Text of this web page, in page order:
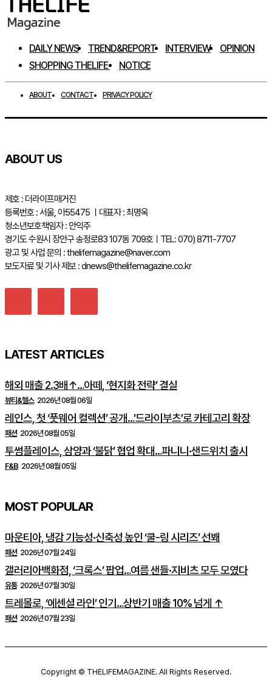
DAILY NEWS TREND&REPORT INTERVIEW
OPINION
SHOPPING THELIFE
NOTICE
ABOUT CONTACT PRIVACY POLICY
ABOUT US
제호 : 더라이프매거진
등록번호 : 서울, 아55475 ㅣ대표자 : 최명옥
청소년보호책임자 : 안익주
경기도 수원시 장안구 송정로83 107동 709호ㅣTEL: 070) 8711-7707
광고 및 사업 문의 : thelifemagazine@naver.com
보도자료 및 기사 제보 : dnews@thelifemagazine.co.kr
LATEST ARTICLES
해외 매출 2.3배↑…아떼, ‘현지화 전략’ 결실
뷰티&헬스 2026년 08월 06일
레인스, 첫 ‘풋웨어 컬렉션’ 공개…’드라이부츠’로 카테고리 확장
패션 2026년 08월 05일
투썸플레이스, 삼양과 ‘불닭’ 협업 확대…파니니·샌드위치 출시
F&B 2026년 08월 05일
MOST POPULAR
마운티아, 냉감 기능성·신축성 높인 ‘쿨-링 시리즈’ 선봬
패션 2026년 07월 24일
갤러리아백화점, ‘크록스’ 팝업…여름 샌들·지비츠 모두 모였다
유통 2026년 07월 30일
트레몰로, ‘에센셜 라인’ 인기…상반기 매출 10% 넘게 ↑
패션 2026년 07월 23일
Copyright © THELIFEMAGAZINE. All Rights Reserved.